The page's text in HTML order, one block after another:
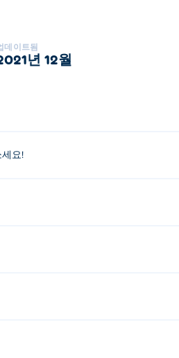
게임 입니다.
데이트됨
2021년 12월
요!